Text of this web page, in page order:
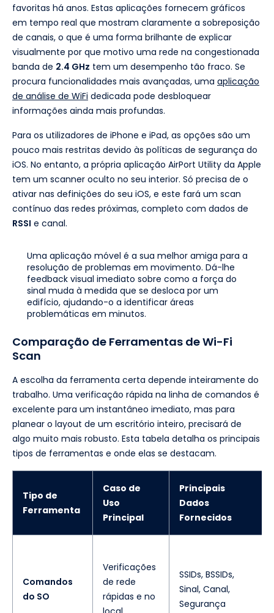
favoritas há anos. Estas aplicações fornecem gráficos
em tempo real que mostram claramente a sobreposição
de canais, o que é uma forma brilhante de explicar
visualmente por que motivo uma rede na congestionada
banda de 2.4 GHz tem um desempenho tão fraco. Se
procura funcionalidades mais avançadas, uma aplicação
de análise de WiFi dedicada pode desbloquear
informações ainda mais profundas.
Para os utilizadores de iPhone e iPad, as opções são um
pouco mais restritas devido às políticas de segurança do
iOS. No entanto, a própria aplicação AirPort Utility da Apple
tem um scanner oculto no seu interior. Só precisa de o
ativar nas definições do seu iOS, e este fará um scan
contínuo das redes próximas, completo com dados de
RSSI e canal.
Uma aplicação móvel é a sua melhor amiga para a
resolução de problemas em movimento. Dá-lhe
feedback visual imediato sobre como a força do
sinal muda à medida que se desloca por um
edifício, ajudando-o a identificar áreas
problemáticas em minutos.
Comparação de Ferramentas de Wi-Fi
Scan
A escolha da ferramenta certa depende inteiramente do
trabalho. Uma verificação rápida na linha de comandos é
excelente para um instantâneo imediato, mas para
planear o layout de um escritório inteiro, precisará de
algo muito mais robusto. Esta tabela detalha os principais
tipos de ferramentas e onde elas se destacam.
Tipo de
Ferramenta
Caso de
Uso
Principal
Principais
Dados
Fornecidos
Comandos
do SO
Verificações
de rede
rápidas e no
SSIDs, BSSIDs,
Sinal, Canal,
Segurança